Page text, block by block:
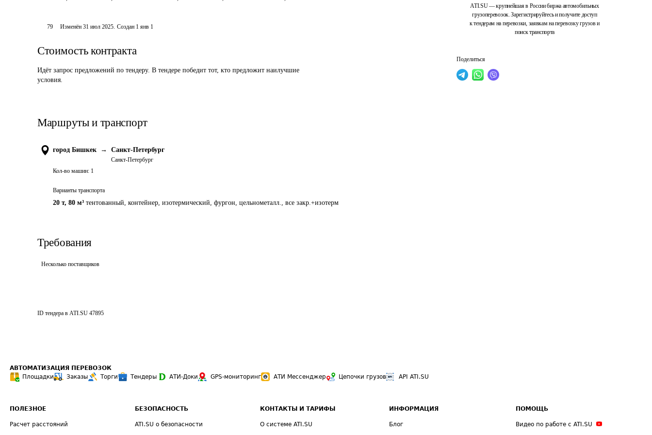
ATI.SU — крупнейшая в России биржа автомобильных
грузоперевозок. Зарегистрируйтесь и получите доступ
к тендерам на перевозки, заявкам на перевозку грузов и
поиск транспорта
Поделиться
79 Изменён31 июл 2025. Создан 1 янв 1
Стоимость контракта
Идёт запрос предложений по тендеру. В тендере победит тот, кто предложит наилучшие
условия.
Маршруты и транспорт
город Бишкек → Санкт-Петербург
Санкт-Петербург
Кол-во машин: 1
Варианты транспорта
20 т, 80 м³ тентованный, контейнер, изотермический, фургон, цельнометалл., все закр.+изотерм
Требования
Несколько поставщиков
ID тендера в ATI.SU 47895
АВТОМАТИЗАЦИЯ ПЕРЕВОЗОК
Площадки
Заказы Торги Тендеры АТИ-Доки GPS-мониторинг АТИ Мессенджер Цепочки грузов API ATI.SU
ПОЛЕЗНОЕ
Расчет расстояний
БЕЗОПАСНОСТЬ
ATI.SU о безопасности
КОНТАКТЫ И ТАРИФЫ
О системе ATI.SU
ИНФОРМАЦИЯ
Блог
ПОМОЩЬ
Видео по работе с ATI.SU